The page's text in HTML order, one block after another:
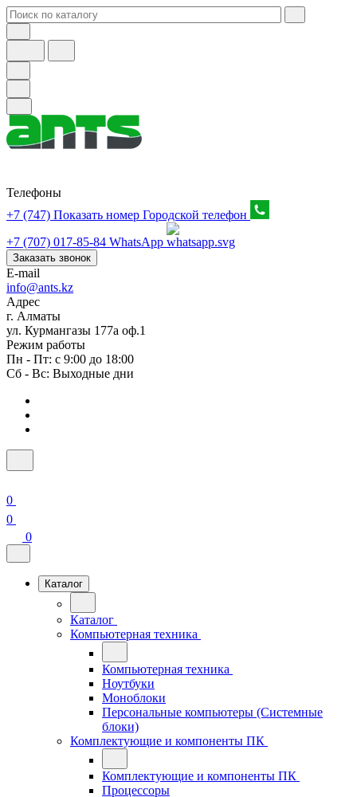
Телефоны
+7 (747) Показать номер Городской телефон
+7 (707) 017-85-84 WhatsApp
Заказать звонок
E-mail
info@ants.kz
Адрес
г. Алматы
ул. Курмангазы 177а оф.1
Режим работы
Пн - Пт: с 9:00 до 18:00
Сб - Вс: Выходные дни
0
0
0
Каталог
Каталог
Компьютерная техника
Компьютерная техника
Ноутбуки
Моноблоки
Персональные компьютеры (Системные
блоки)
Комплектующие и компоненты ПК
Комплектующие и компоненты ПК
Процессоры